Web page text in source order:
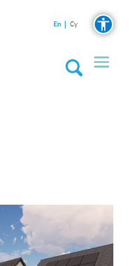
En Cy